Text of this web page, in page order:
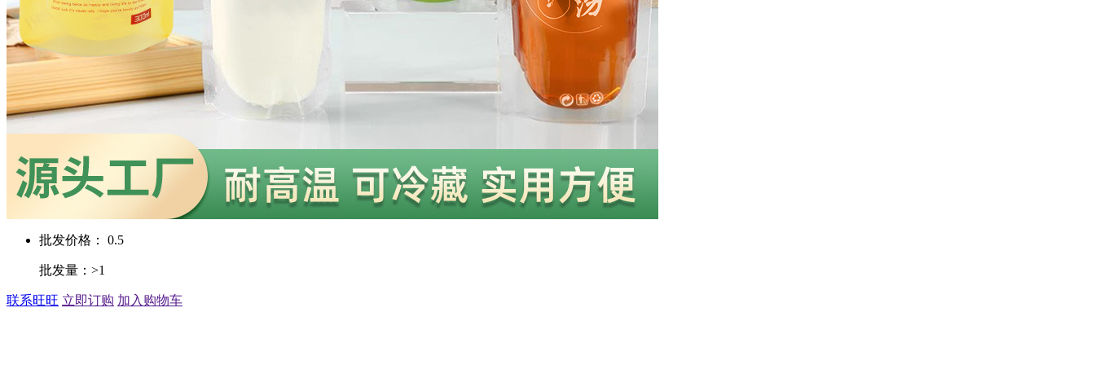
批发价格： 0.5
批发量：>1
联系旺旺 立即订购 加入购物车